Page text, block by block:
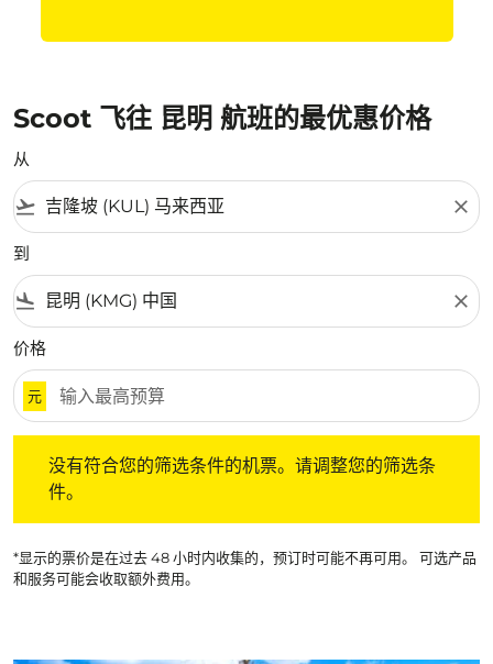
Scoot 飞往 昆明 航班的最优惠价格
从
flight_takeoff close
到
flight_land close
价格
元
没有符合您的筛选条件的机票。请调整您的筛选条
件。
*显示的票价是在过去 48 小时内收集的，预订时可能不再可用。 可选产品
和服务可能会收取额外费用。